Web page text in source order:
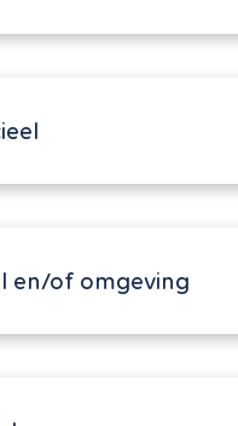
en/of omgeving